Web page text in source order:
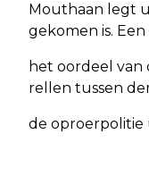
Mouthaan legt
gekomen is.
het oordeel van
rellen tussen
de oproerpolitie